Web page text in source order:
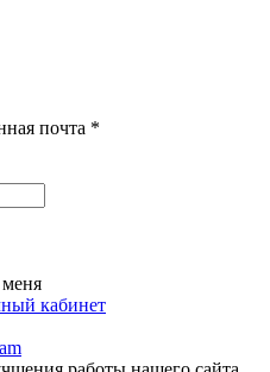
почта *
кабинет